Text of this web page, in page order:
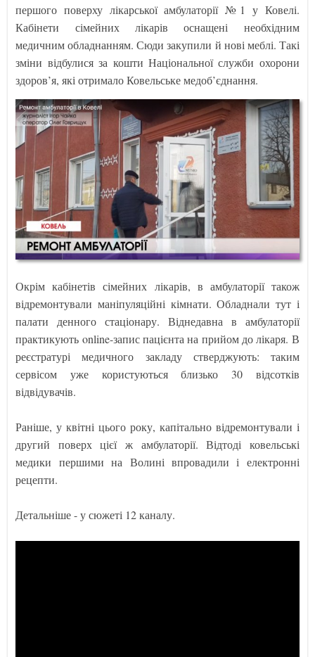
першого поверху лікарської амбулаторії №1 у Ковелі.
Кабінети сімейних лікарів оснащені необхідним
медичним обладнанням. Сюди закупили й нові меблі. Такі
зміни відбулися за кошти Національної служби охорони
здоров’я, які отримало Ковельське медоб’єднання.
Окрім кабінетів сімейних лікарів, в амбулаторії також
відремонтували маніпуляційні кімнати. Обладнали тут і
палати денного стаціонару. Віднедавна в амбулаторії
практикують online-запис пацієнта на прийом до лікаря. В
реєстратурі медичного закладу стверджують: таким
сервісом уже користуються близько 30 відсотків
відвідувачів.
Раніше, у квітні цього року, капітально відремонтували і
другий поверх цієї ж амбулаторії. Відтоді ковельські
медики першими на Волині впровадили і електронні
рецепти.
Детальніше - у сюжеті 12 каналу.